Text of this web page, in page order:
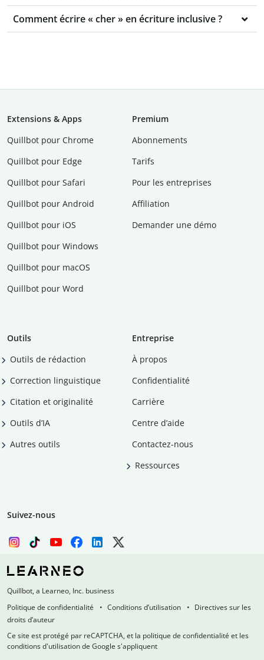
Comment écrire « cher » en écriture inclusive ?
Extensions & Apps
Quillbot pour Chrome
Quillbot pour Edge
Quillbot pour Safari
Quillbot pour Android
Quillbot pour iOS
Quillbot pour Windows
Quillbot pour macOS
Quillbot pour Word
Premium
Abonnements
Tarifs
Pour les entreprises
Affiliation
Demander une démo
Outils
Outils de rédaction
Correction linguistique
Citation et originalité
Outils d’IA
Autres outils
Entreprise
À propos
Confidentialité
Carrière
Centre d’aide
Contactez-nous
Ressources
Suivez-nous
Quillbot, a Learneo, Inc. business
Politique de confidentialité
Conditions d’utilisation
Directives sur les
droits d’auteur
Ce site est protégé par reCAPTCHA, et la politique de confidentialité et les
conditions d'utilisation de Google s'appliquent